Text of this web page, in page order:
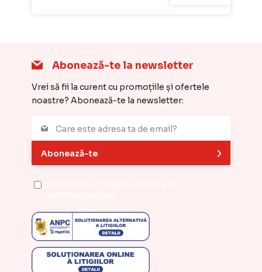
Abonează-te la newsletter
Vrei să fii la curent cu promoțiile și ofertele
noastre? Abonează-te la newsletter:
Abonează-te